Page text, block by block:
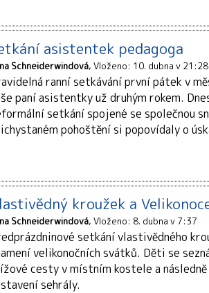
asistentek pedagoga
Schneiderwindová Vloženo: 10. dubna v 21:28
ranní setkávání první pátek v
paní asistentky už druhým rokem.
setkání spojené se společnou
pohoštění si popovídaly o
kroužek a
Schneiderwindová Vloženo: 8. dubna v 7:37
setkání vlastivědného
velikonočních svátků. Děti se
cesty v místním kostele a
sehrály.